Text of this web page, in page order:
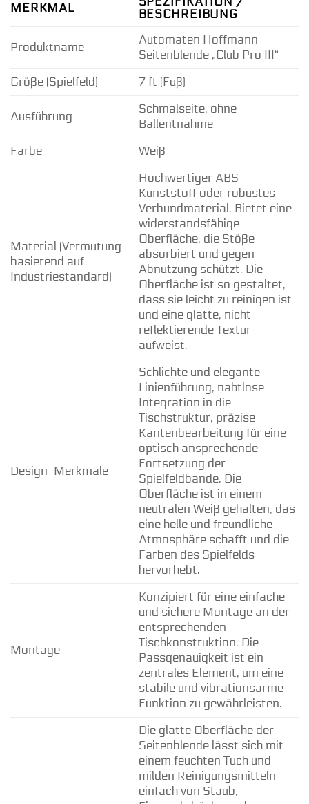
MERKMAL
BESCHREIBUNG
Produktname
Automaten Hoffmann
Seitenblende „Club Pro III“
Größe (Spielfeld)
7 ft (Fuß)
Ausführung
Schmalseite, ohne
Ballentnahme
Farbe
Weiß
Material (Vermutung
basierend auf
Industriestandard)
Hochwertiger ABS-
Kunststoff oder robustes
Verbundmaterial. Bietet eine
widerstandsfähige
Oberfläche, die Stöße
absorbiert und gegen
Abnutzung schützt. Die
Oberfläche ist so gestaltet,
dass sie leicht zu reinigen ist
und eine glatte, nicht-
reflektierende Textur
aufweist.
Design-Merkmale
Schlichte und elegante
Linienführung, nahtlose
Integration in die
Tischstruktur, präzise
Kantenbearbeitung für eine
optisch ansprechende
Fortsetzung der
Spielfeldbande. Die
Oberfläche ist in einem
neutralen Weiß gehalten, das
eine helle und freundliche
Atmosphäre schafft und die
Farben des Spielfelds
hervorhebt.
Montage
Konzipiert für eine einfache
und sichere Montage an der
entsprechenden
Tischkonstruktion. Die
Passgenauigkeit ist ein
zentrales Element, um eine
stabile und vibrationsarme
Funktion zu gewährleisten.
Die glatte Oberfläche der
Seitenblende lässt sich mit
einem feuchten Tuch und
milden Reinigungsmitteln
einfach von Staub,